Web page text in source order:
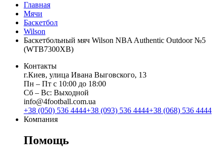
Главная
Мячи
Баскетбол
Wilson
Баскетбольный мяч Wilson NBA Authentic Outdoor №5
(WTB7300XB)
Контакты
г.Киев, улица Ивана Выговского, 13
Пн ‒ Пт с 10:00 до 18:00
Сб ‒ Вс: Выходной
info@4football.com.ua
+38 (050) 536 4444+38 (093) 536 4444+38 (068) 536 4444
Компания
Помощь